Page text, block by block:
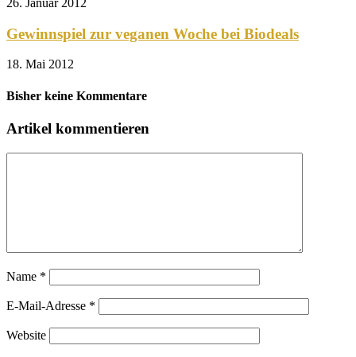
26. Januar 2012
Gewinnspiel zur veganen Woche bei Biodeals
18. Mai 2012
Bisher keine Kommentare
Artikel kommentieren
Name *
E-Mail-Adresse *
Website